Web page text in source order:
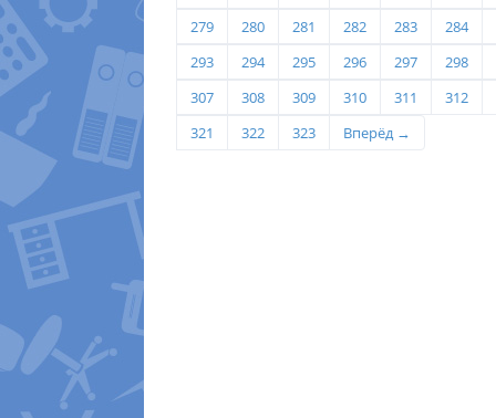
279
280 281 282 283
284
293
294 295 296 297
298
307
308 309 310 311
312
321
322 323 Вперёд →